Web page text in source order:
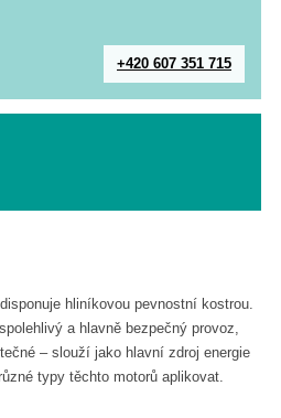
+420 607 351 715
hliníkovou pevnostní kostrou.
a hlavně bezpečný provoz,
– slouží jako hlavní zdroj energie
typy těchto motorů aplikovat.